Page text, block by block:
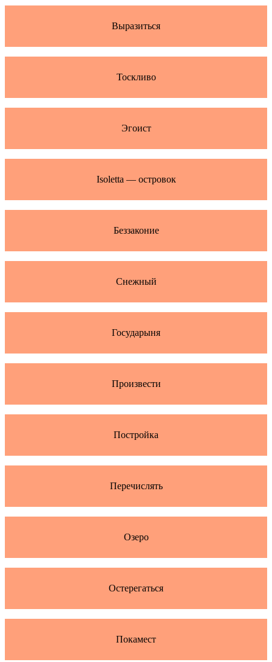
Выразиться
Тоскливо
Эгоист
Isoletta — островок
Беззаконие
Снежный
Государыня
Произвести
Постройка
Перечислять
Озеро
Остерегаться
Покамест